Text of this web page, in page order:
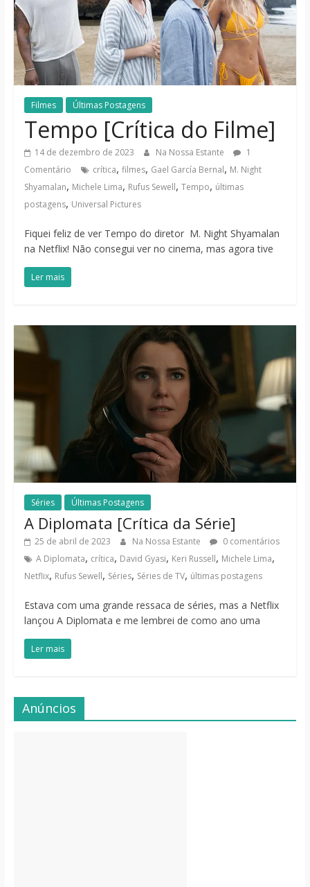
notícias
Filmes Últimas Postagens
Tempo [Crítica do Filme]
14 de dezembro de 2023 Na Nossa Estante
1
Comentário
crítica, filmes, Gael García Bernal, M. Night
Shyamalan, Michele Lima, Rufus Sewell, Tempo, últimas
postagens, Universal Pictures
Fiquei feliz de ver Tempo do diretor M. Night Shyamalan
na Netflix! Não consegui ver no cinema, mas agora tive
Ler mais
Séries Últimas Postagens
A Diplomata [Crítica da Série]
25 de abril de 2023 Na Nossa Estante
0 comentários
A Diplomata, crítica, David Gyasi, Keri Russell, Michele Lima,
Netflix, Rufus Sewell, Séries, Séries de TV, últimas postagens
Estava com uma grande ressaca de séries, mas a Netflix
lançou A Diplomata e me lembrei de como ano uma
Ler mais
Anúncios